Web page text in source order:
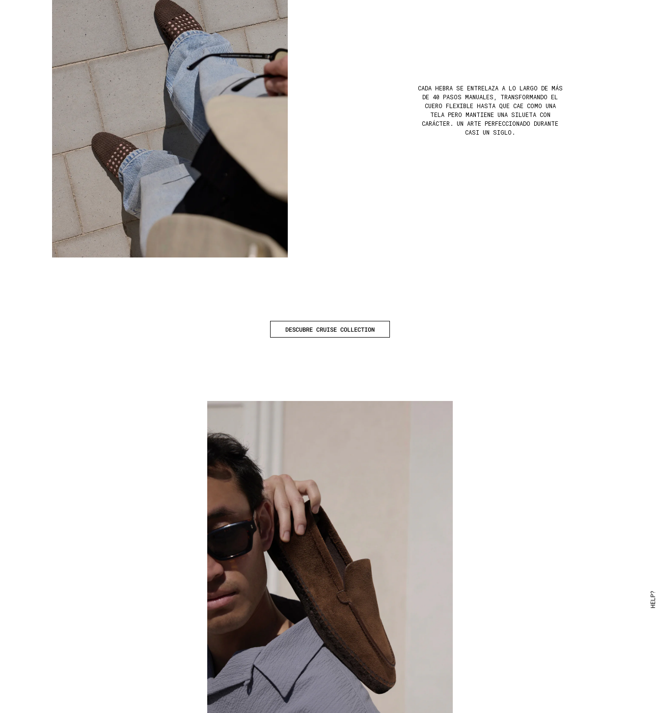
CADA HEBRA SE ENTRELAZA A LO LARGO DE MÁS
DE 40 PASOS MANUALES, TRANSFORMANDO EL
CUERO FLEXIBLE HASTA QUE CAE COMO UNA
TELA PERO MANTIENE UNA SILUETA CON
CARÁCTER. UN ARTE PERFECCIONADO DURANTE
CASI UN SIGLO.
DESCUBRE CRUISE COLLECTION
HELP?